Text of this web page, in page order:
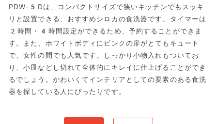
PDW-5Dは、コンパクトサイズで狭いキッチンでもスッキ
リと設置できる、おすすめシロカの食洗器です。タイマーは
2時間・4時間設定ができるため、予約することができま
す。また、ホワイトボディにピンクの扉がとてもキュート
で、女性の間でも人気です。しっかり小物入れもついてお
り、小皿などし切れて全体的にキレイに仕上げることができ
るでしょう。かわいくてインテリアとしての要素のある食洗
器を探している人にぴったりです。